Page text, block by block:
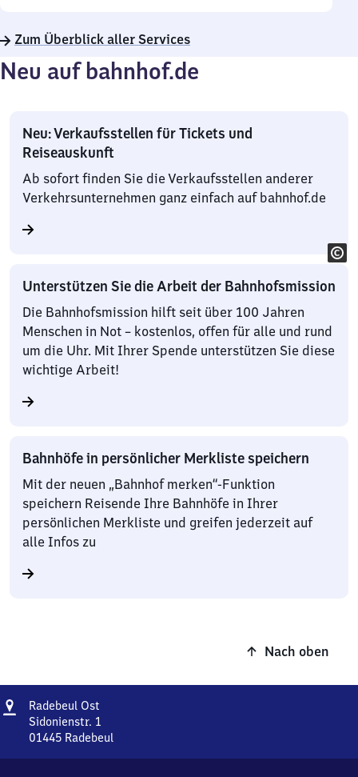
Zum Überblick aller Services
Neu auf bahnhof.de
Neu: Verkaufsstellen für Tickets und
Reiseauskunft
Ab sofort finden Sie die Verkaufsstellen anderer
Verkehrsunternehmen ganz einfach auf bahnhof.de
Unterstützen Sie die Arbeit der Bahnhofsmission
Die Bahnhofsmission hilft seit über 100 Jahren
Menschen in Not – kostenlos, offen für alle und rund
um die Uhr. Mit Ihrer Spende unterstützen Sie diese
wichtige Arbeit!
Bahnhöfe in persönlicher Merkliste speichern
Mit der neuen „Bahnhof merken“-Funktion
speichern Reisende Ihre Bahnhöfe in Ihrer
persönlichen Merkliste und greifen jederzeit auf
alle Infos zu
Nach oben
Adresse
Radebeul Ost
Ost
Sidonienstr. 1
01445 Radebeul